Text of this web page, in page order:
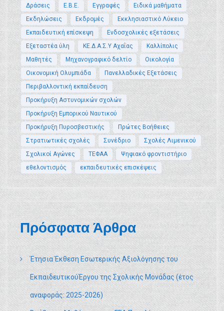
Δράσεις
Ε.Β.Ε. Εγγραφές
Ειδικά μαθήματα
Εκδηλώσεις
Εκδρομές
Εκκλησιαστικό Λύκειο
Εκπαιδευτική επίσκεψη
Ενδοσχολικές εξετάσεις
Εξεταστέα ύλη
ΚΕ.Δ.Α.Σ.Υ Αχαΐας
Καλλίπολις
Μαθητές
Μηχανογραφικό δελτίο
Οικολογία
Οικονομική Ολυμπιάδα
Πανελλαδικές Εξετάσεις
Περιβαλλοντική εκπαίδευση
Προκήρυξη Αστυνομικών σχολών
Προκήρυξη Εμπορικού Ναυτικού
Προκήρυξη Πυροσβεστικής
Πρώτες Βοήθειες
Στρατιωτικές σχολές
Συνέδριο
Σχολές Λιμενικού
Σχολικοί Αγώνες
ΤΕΦΑΑ
Ψηφιακό φροντιστήριο
εθελοντισμός
εκπαιδευτικές επισκέψεις
Πρόσφατα Άρθρα
Έτησια Έκθεση Εσωτερικής Αξιολόγησης του
ΕκπαιδευτικούΈργου της Σχολικής Μονάδας (έτος
αναφοράς: 2025-2026)